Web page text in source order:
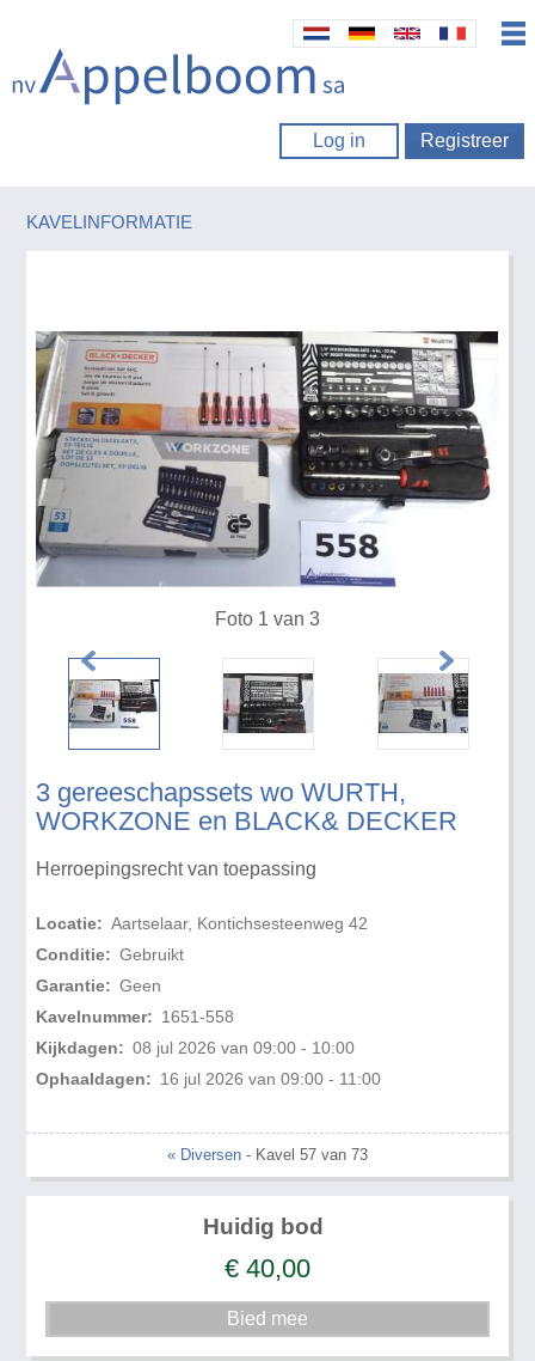
Log in Registreer
KAVELINFORMATIE
3 gereeschapssets wo WURTH,
WORKZONE en BLACK& DECKER
Herroepingsrecht van toepassing
Locatie: Aartselaar, Kontichsesteenweg 42
Conditie: Gebruikt
Garantie: Geen
Kavelnummer: 1651-558
Kijkdagen: 08 jul 2026 van 09:00 - 10:00
Ophaaldagen: 16 jul 2026 van 09:00 - 11:00
Foto 1 van 3
« Diversen - Kavel 57 van 73
Huidig bod
€ 40,00